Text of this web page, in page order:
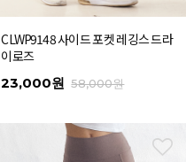
CLWP9148 사이드 포켓 레깅스 드라
이로즈
23,000원 58,000원